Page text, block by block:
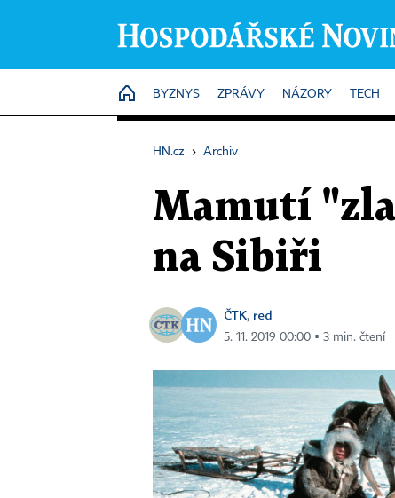
HOME
BYZNYS ZPRÁVY NÁZORY TECH
HN.cz › Archiv
Mamutí
na Sibiři
ČTK, red
5. 11. 2019 00:00 ▪ 3 min. čtení